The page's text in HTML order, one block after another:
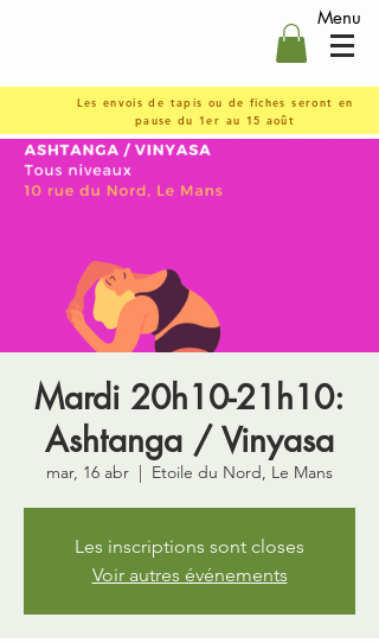
Menu
Les envois de tapis ou de fiches seront en
pause du 1er au 15 août
Mardi 20h10-21h10:
Ashtanga / Vinyasa
mar, 16 abr
  |
Etoile du Nord, Le Mans
Les inscriptions sont closes
Voir autres événements